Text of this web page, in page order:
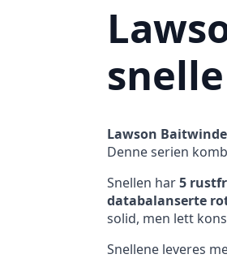
Lawson
Denne serien
Snellen har5
databalanserte
solid, men lett
Snellene leveres